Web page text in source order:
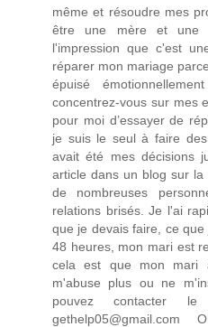
même et résoudre mes
être une mère et une
l'impression que c'est
réparer mon mariage
épuisé
concentrez-vous sur mes
pour moi d’essayer de
je suis le seul à faire
avait été mes décisions
article dans un blog sur
de nombreuses
relations brisés. Je l'ai
que je devais faire, ce
48 heures, mon mari est
cela est que mon mari
m'abuse plus ou ne
pouvez contacter